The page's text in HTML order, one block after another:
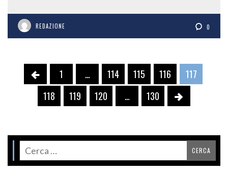
REDAZIONE 0
1 … 114 115 116
117
118
119 120 … 130